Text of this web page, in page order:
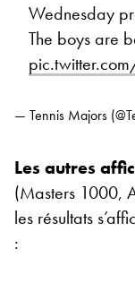
Wednesday
The boys are
— Tennis Majors
Les autres
(Masters 1000,
les résultats
: